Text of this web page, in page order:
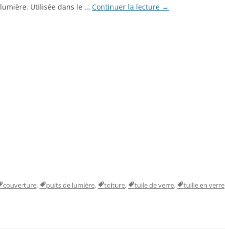
lumière. Utilisée dans le … Continuer la lecture →
couverture, puits de lumière, toiture, tuile de verre, tuille en verre